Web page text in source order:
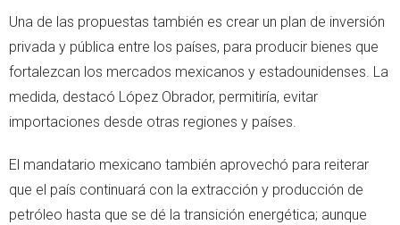
Una de las propuestas también es crear un plan de inversión
privada y pública entre los países, para producir bienes que
fortalezcan los mercados mexicanos y estadounidenses. La
medida, destacó López Obrador, permitiría, evitar
importaciones desde otras regiones y países.
El mandatario mexicano también aprovechó para reiterar
que el país continuará con la extracción y producción de
petróleo hasta que se dé la transición energética; aunque